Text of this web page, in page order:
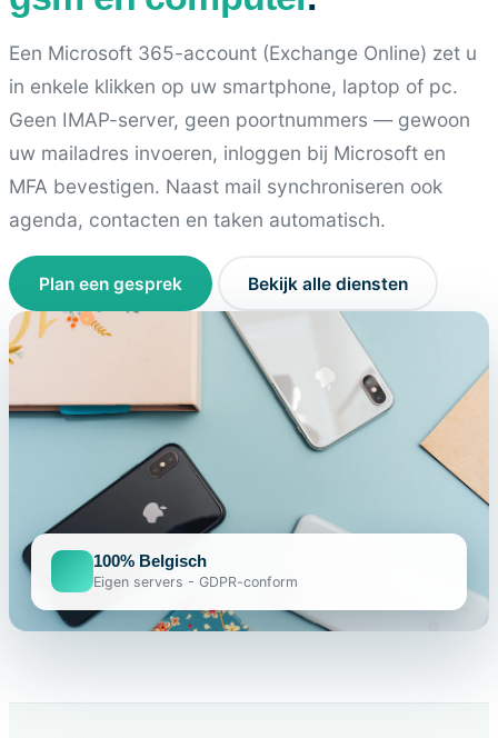
Een Microsoft 365-account (Exchange Online) zet u
in enkele klikken op uw smartphone, laptop of pc.
Geen IMAP-server, geen poortnummers — gewoon
uw mailadres invoeren, inloggen bij Microsoft en
MFA bevestigen. Naast mail synchroniseren ook
agenda, contacten en taken automatisch.
Plan een gesprek Bekijk alle diensten
100% Belgisch
Eigen servers - GDPR-conform